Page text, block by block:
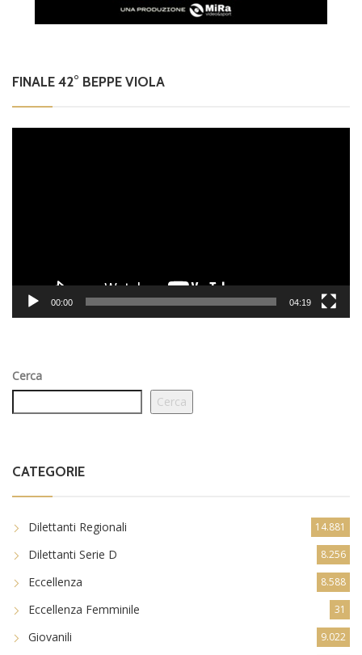
FINALE 42° BEPPE VIOLA
00:00 04:19
Cerca
Cerca
CATEGORIE
Dilettanti Regionali 14.881
Dilettanti Serie D 8.256
Eccellenza 8.588
Eccellenza Femminile 31
Giovanili 9.022